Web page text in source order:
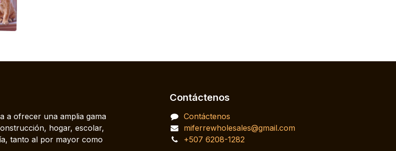
a ofrecer una amplia gama
hogar, escolar,
tanto al por mayor como
Contáctenos
Contáctenos
miferrewholesales@gmail.com
+507 6208-1282